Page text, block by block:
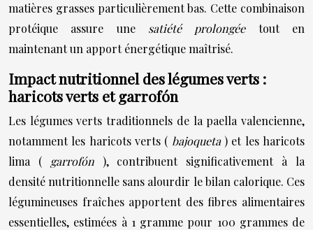
matières grasses particulièrement bas. Cette combinaison
protéique assure une satiété prolongée tout en
maintenant un apport énergétique maîtrisé.
Impact nutritionnel des légumes verts :
haricots verts et garrofón
Les légumes verts traditionnels de la paella valencienne,
notamment les haricots verts ( bajoqueta) et les haricots
lima ( garrofón ), contribuent significativement à la
densité nutritionnelle sans alourdir le bilan calorique. Ces
légumineuses fraîches apportent des fibres alimentaires
essentielles, estimées à 1 gramme pour 100 grammes de